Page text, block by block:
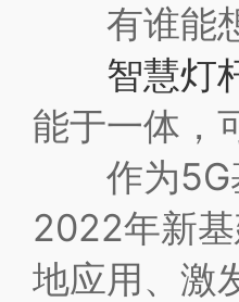
有谁能想
智慧灯
能于一体，
作为5G基
2022年新
地应用、激